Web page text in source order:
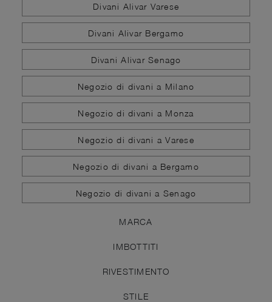
Divani Alivar Varese
Divani Alivar Bergamo
Divani Alivar Senago
Negozio di divani a Milano
Negozio di divani a Monza
Negozio di divani a Varese
Negozio di divani a Bergamo
Negozio di divani a Senago
MARCA
IMBOTTITI
RIVESTIMENTO
STILE